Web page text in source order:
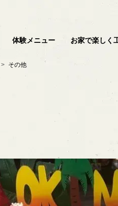
体験メニュー お家で楽しく
その他